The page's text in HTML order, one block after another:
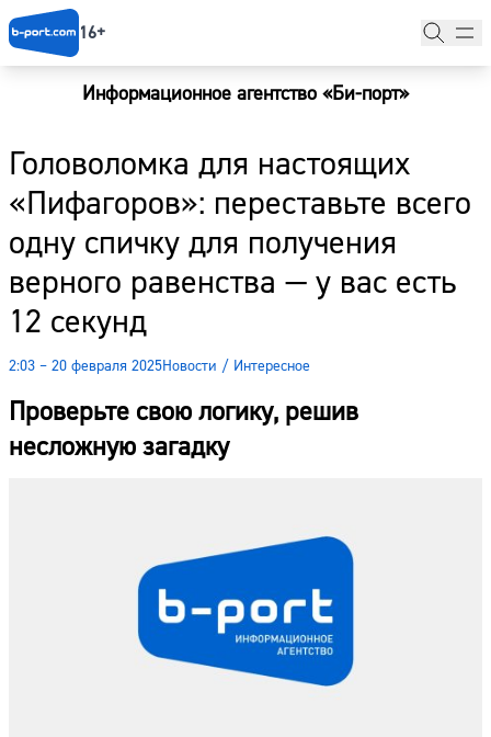
16+
Информационное агентство «Би-порт»
Головоломка для настоящих
«Пифагоров»: переставьте всего
одну спичку для получения
верного равенства — у вас есть
12 секунд
2:03 – 20 февраля 2025Новости / Интересное
Проверьте свою логику, решив
несложную загадку
Новости
Наши гости
Фоторепортажи
Погода
Курсы валют